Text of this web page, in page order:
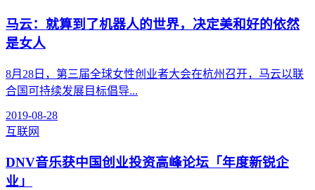
马云：就算到了机器人的世界，决定美和好的依然
是女人
8月28日，第三届全球女性创业者大会在杭州召开，马云以联
合国可持续发展目标倡导...
2019-08-28
互联网
DNV音乐获中国创业投资高峰论坛「年度新锐企
业」